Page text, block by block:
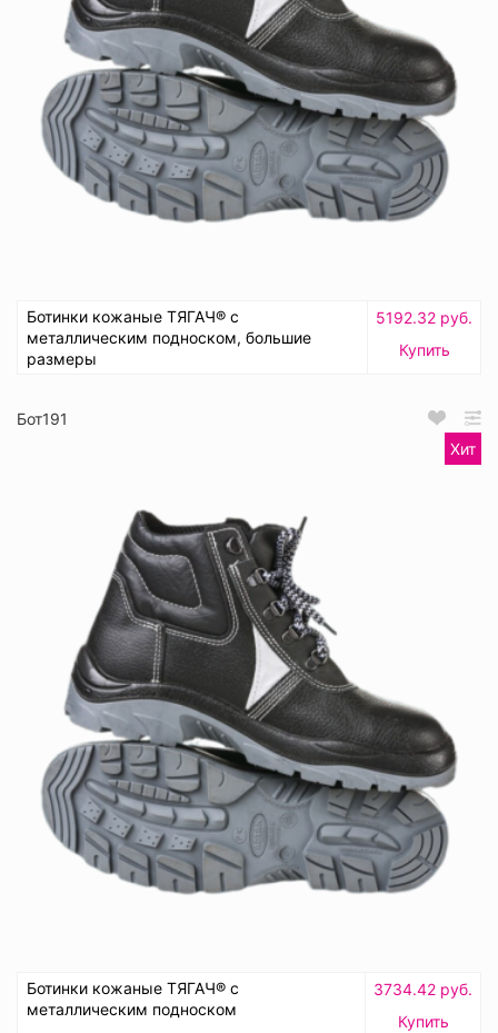
Ботинки кожаные ТЯГАЧ® с
металлическим подноском, большие
размеры
5192.32 руб.
Купить
Бот191
Хит
Ботинки кожаные ТЯГАЧ® с
металлическим подноском
3734.42 руб.
Купить